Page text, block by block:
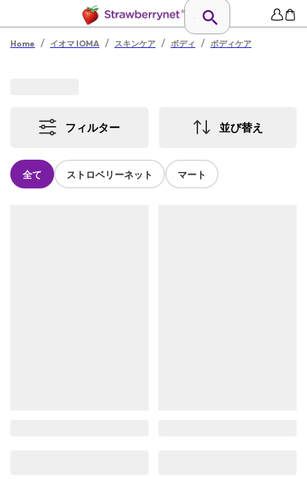
Home / イオマ IOMA / スキンケア / ボディ / ボディケア
フィルター 並び替え
全て ストロベリーネット マート